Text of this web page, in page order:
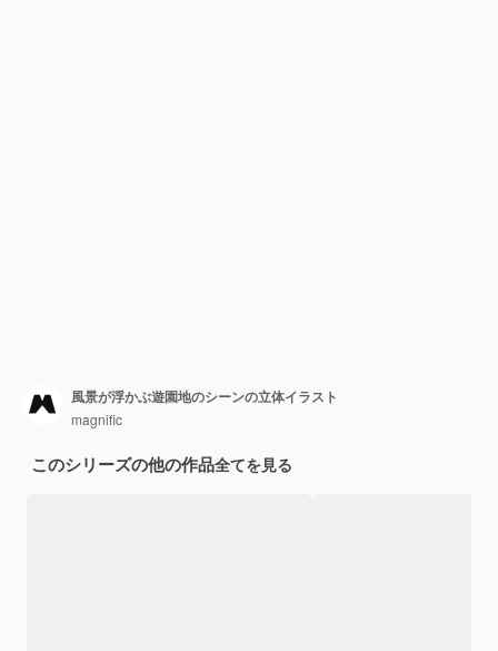
風景が浮かぶ遊園地のシーンの立体イラスト
magnific
このシリーズの他の作品全てを見る